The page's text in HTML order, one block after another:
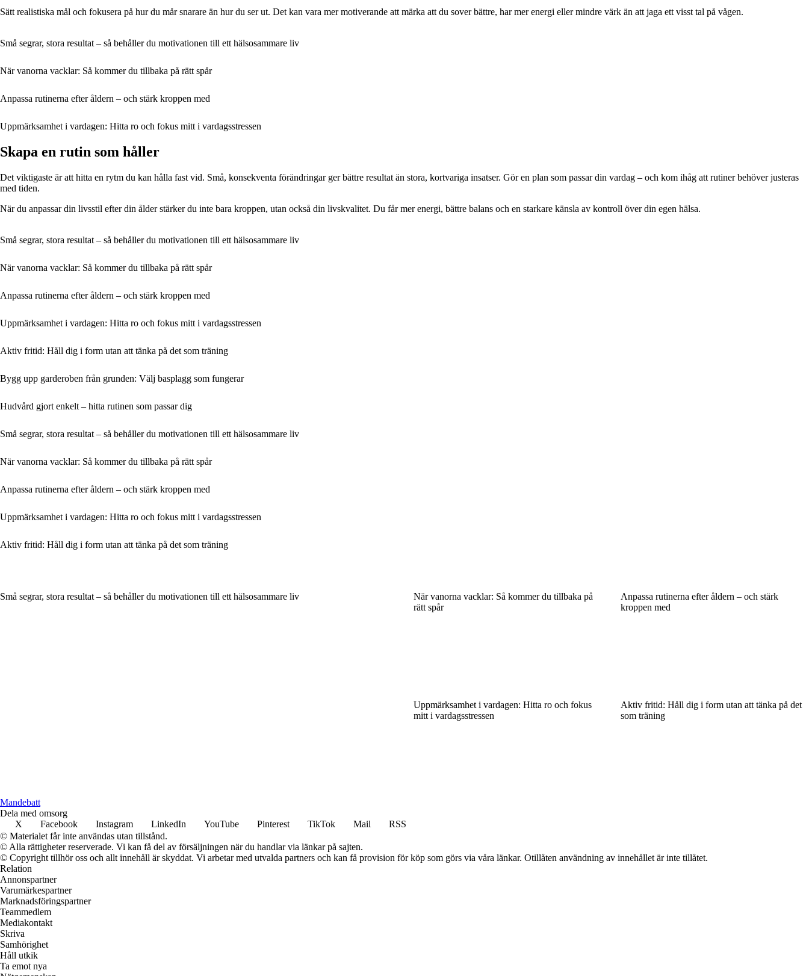
Sätt realistiska mål och fokusera på hur du mår snarare än hur du ser ut. Det kan vara mer motiverande att märka att du sover bättre, har mer energi eller mindre värk än att jaga ett visst tal på vågen.
Små segrar, stora resultat – så behåller du motivationen till ett hälsosammare liv
När vanorna vacklar: Så kommer du tillbaka på rätt spår
Anpassa rutinerna efter åldern – och stärk kroppen med
Uppmärksamhet i vardagen: Hitta ro och fokus mitt i vardagsstressen
Skapa en rutin som håller
Det viktigaste är att hitta en rytm du kan hålla fast vid. Små, konsekventa förändringar ger bättre resultat än stora, kortvariga insatser. Gör en plan som passar din vardag – och kom ihåg att rutiner behöver justeras
med tiden.
När du anpassar din livsstil efter din ålder stärker du inte bara kroppen, utan också din livskvalitet. Du får mer energi, bättre balans och en starkare känsla av kontroll över din egen hälsa.
Små segrar, stora resultat – så behåller du motivationen till ett hälsosammare liv
När vanorna vacklar: Så kommer du tillbaka på rätt spår
Anpassa rutinerna efter åldern – och stärk kroppen med
Uppmärksamhet i vardagen: Hitta ro och fokus mitt i vardagsstressen
Aktiv fritid: Håll dig i form utan att tänka på det som träning
Bygg upp garderoben från grunden: Välj basplagg som fungerar
Hudvård gjort enkelt – hitta rutinen som passar dig
Små segrar, stora resultat – så behåller du motivationen till ett hälsosammare liv
När vanorna vacklar: Så kommer du tillbaka på rätt spår
Anpassa rutinerna efter åldern – och stärk kroppen med
Uppmärksamhet i vardagen: Hitta ro och fokus mitt i vardagsstressen
Aktiv fritid: Håll dig i form utan att tänka på det som träning
Små segrar, stora resultat – så behåller du motivationen till ett hälsosammare liv
När vanorna vacklar: Så kommer du tillbaka på
rätt spår
Anpassa rutinerna efter åldern – och stärk
kroppen med
Uppmärksamhet i vardagen: Hitta ro och fokus
mitt i vardagsstressen
Aktiv fritid: Håll dig i form utan att tänka på det
som träning
Mandebatt
Dela med omsorg
X
Facebook Instagram LinkedIn YouTube Pinterest TikTok Mail
RSS
© Materialet får inte användas utan tillstånd.
© Alla rättigheter reserverade. Vi kan få del av försäljningen när du handlar via länkar på sajten.
© Copyright tillhör oss och allt innehåll är skyddat. Vi arbetar med utvalda partners och kan få provision för köp som görs via våra länkar. Otillåten användning av innehållet är inte tillåtet.
Relation
Annonspartner
Varumärkespartner
Marknadsföringspartner
Teammedlem
Mediakontakt
Skriva
Samhörighet
Håll utkik
Ta emot nya